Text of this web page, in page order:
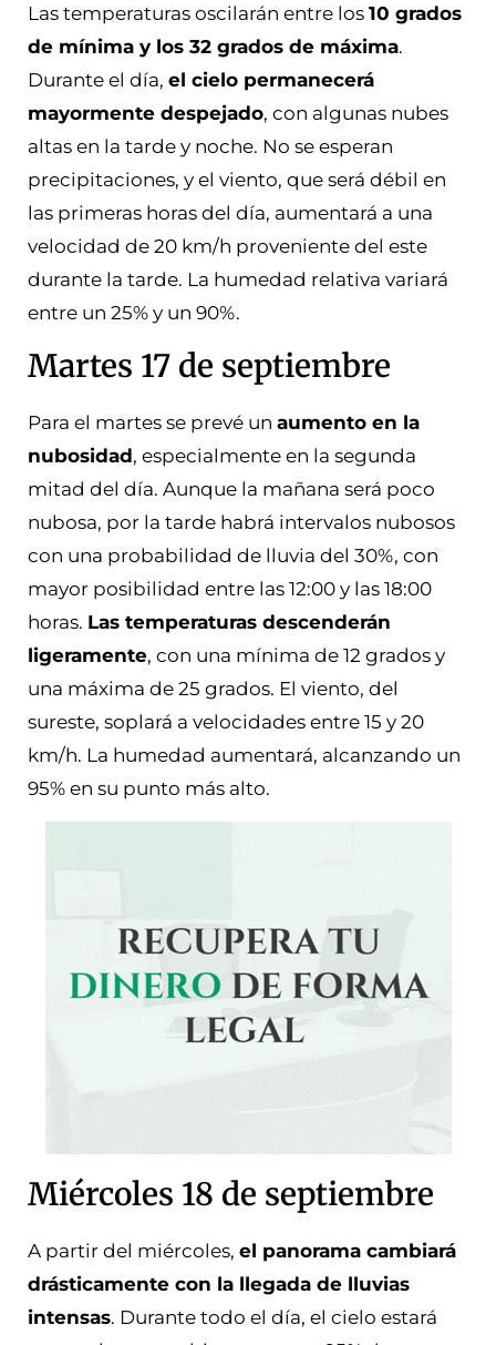
Las temperaturas oscilarán entre los 10 grados
de mínima y los 32 grados de máxima.
Durante el día, el cielo permanecerá
mayormente despejado, con algunas nubes
altas en la tarde y noche. No se esperan
precipitaciones, y el viento, que será débil en
las primeras horas del día, aumentará a una
velocidad de 20 km/h proveniente del este
durante la tarde. La humedad relativa variará
entre un 25% y un 90%.
Martes 17 de septiembre
Para el martes se prevé un aumento en la
nubosidad, especialmente en la segunda
mitad del día. Aunque la mañana será poco
nubosa, por la tarde habrá intervalos nubosos
con una probabilidad de lluvia del 30%, con
mayor posibilidad entre las 12:00 y las 18:00
horas. Las temperaturas descenderán
ligeramente, con una mínima de 12 grados y
una máxima de 25 grados. El viento, del
sureste, soplará a velocidades entre 15 y 20
km/h. La humedad aumentará, alcanzando un
95% en su punto más alto.
Miércoles 18 de septiembre
A partir del miércoles, el panorama cambiará
drásticamente con la llegada de lluvias
intensas. Durante todo el día, el cielo estará